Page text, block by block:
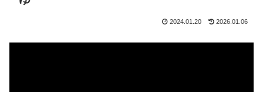
2024.01.20 2026.01.06